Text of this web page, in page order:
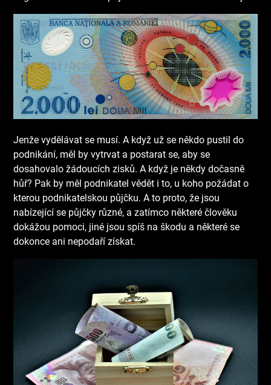
Jenže vydělávat se musí. A když už se někdo pustil do
podnikání, měl by vytrvat a postarat se, aby se
dosahovalo žádoucích zisků. A když je někdy dočasně
hůř? Pak by měl podnikatel vědět i to, u koho požádat o
kterou podnikatelskou půjčku. A to proto, že jsou
nabízející se půjčky různé, a zatímco některé člověku
dokážou pomoci, jiné jsou spíš na škodu a některé se
dokonce ani nepodaří získat.